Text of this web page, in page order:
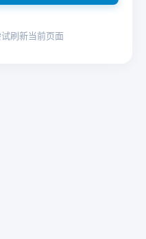
刷新当前页面